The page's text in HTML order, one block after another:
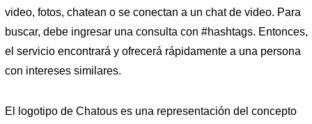
video, fotos, chatean o se conectan a un chat de video. Para
buscar, debe ingresar una consulta con #hashtags. Entonces,
el servicio encontrará y ofrecerá rápidamente a una persona
con intereses similares.
El logotipo de Chatous es una representación del concepto